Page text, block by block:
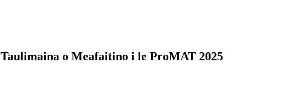
o Meafaitino i le ProMAT 2025